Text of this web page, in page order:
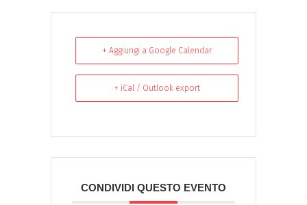
+ Aggiungi a Google Calendar
+ iCal / Outlook export
CONDIVIDI QUESTO EVENTO